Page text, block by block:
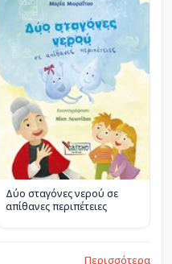
Δύο σταγόνες νερού σε
απίθανες περιπέτειες
Περισσότερα